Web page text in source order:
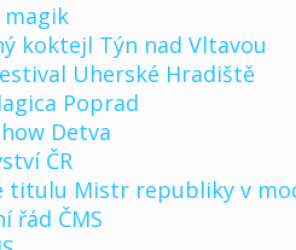
magik
koktejl Týn nad Vltavou
Uherské Hradiště
Poprad
Detva
ČR
titulu Mistr republiky v
řád ČMS